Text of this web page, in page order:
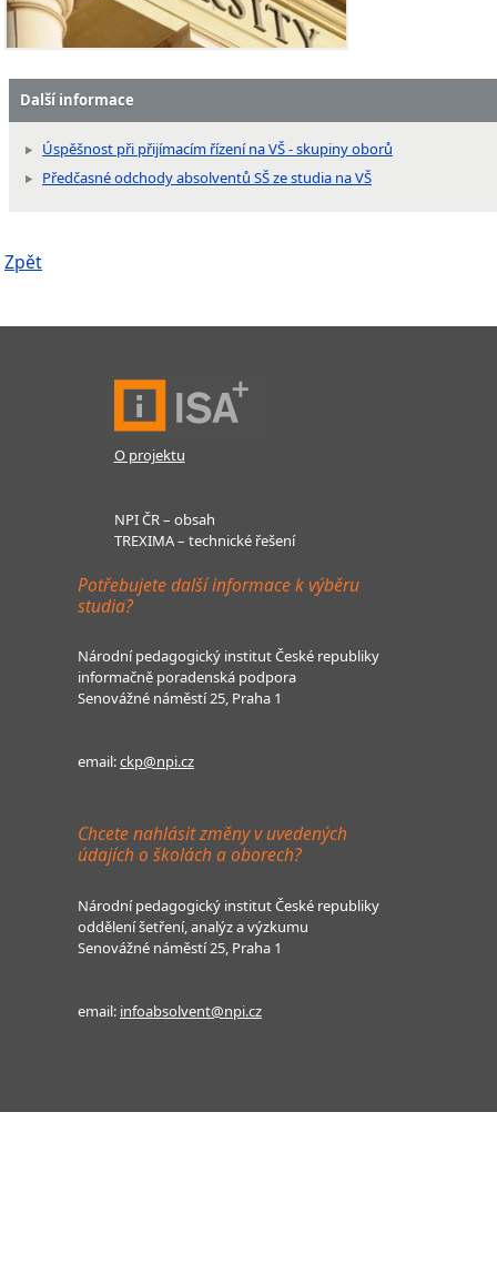
Další informace
Úspěšnost při přijímacím řízení na VŠ - skupiny oborů
Předčasné odchody absolventů SŠ ze studia na VŠ
Zpět
O projektu
NPI ČR – obsah
TREXIMA – technické řešení
Potřebujete další informace k výběru
studia?
Národní pedagogický institut České republiky
informačně poradenská podpora
Senovážné náměstí 25, Praha 1
email:ckp@npi.cz
Chcete nahlásit změny v uvedených
údajích o školách a oborech?
Národní pedagogický institut České republiky
oddělení šetření, analýz a výzkumu
Senovážné náměstí 25, Praha 1
email: infoabsolvent@npi.cz